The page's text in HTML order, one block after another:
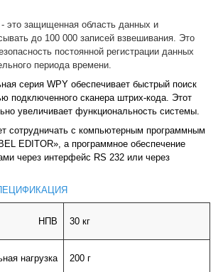
это защищенная область данных и
до 100 000 записей взвешивания. Это
постоянной регистрации данных
периода времени.
серия WPY обеспечивает быстрый поиск
подключенного сканера штрих-кода. Этот
увеличивает функциональность системы.
сотрудничать с компьютерным программным
EDITOR», а программное обеспечение
через интерфейс RS 232 или через
НПВ 30 кг
нагрузка 200 г